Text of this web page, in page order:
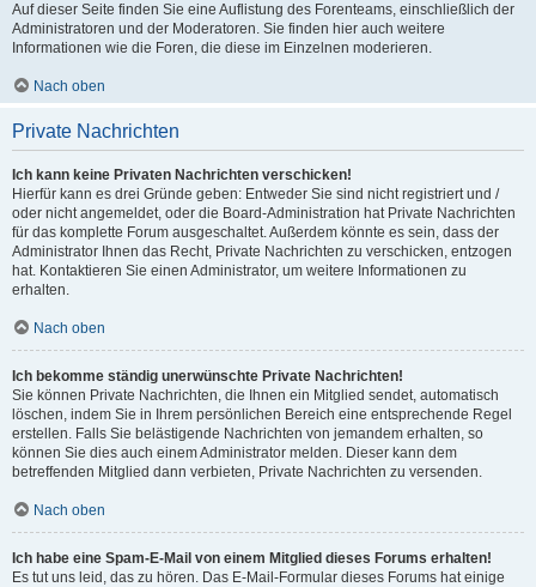
Auf dieser Seite finden Sie eine Auflistung des Forenteams, einschließlich der
Administratoren und der Moderatoren. Sie finden hier auch weitere
Informationen wie die Foren, die diese im Einzelnen moderieren.
Nach oben
Private Nachrichten
Ich kann keine Privaten Nachrichten verschicken!
Hierfür kann es drei Gründe geben: Entweder Sie sind nicht registriert und /
oder nicht angemeldet, oder die Board-Administration hat Private Nachrichten
für das komplette Forum ausgeschaltet. Außerdem könnte es sein, dass der
Administrator Ihnen das Recht, Private Nachrichten zu verschicken, entzogen
hat. Kontaktieren Sie einen Administrator, um weitere Informationen zu
erhalten.
Nach oben
Ich bekomme ständig unerwünschte Private Nachrichten!
Sie können Private Nachrichten, die Ihnen ein Mitglied sendet, automatisch
löschen, indem Sie in Ihrem persönlichen Bereich eine entsprechende Regel
erstellen. Falls Sie belästigende Nachrichten von jemandem erhalten, so
können Sie dies auch einem Administrator melden. Dieser kann dem
betreffenden Mitglied dann verbieten, Private Nachrichten zu versenden.
Nach oben
Ich habe eine Spam-E-Mail von einem Mitglied dieses Forums erhalten!
Es tut uns leid, das zu hören. Das E-Mail-Formular dieses Forums hat einige